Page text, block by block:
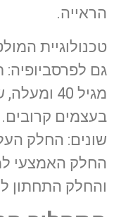
הראייה.
טכנולוגיית
גם
מגיל 40
בעצמים
שונים: החלק
החלק האמצעי
והחלק התחתון